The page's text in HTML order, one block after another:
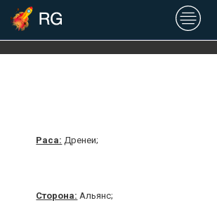
Разработчик:
Раса: Дренеи;
Сторона: Альянс;